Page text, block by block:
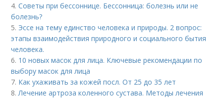
4.Советы при бессоннице. Бессонница: болезнь или не
болезнь?
5. Эссе на тему единство человека и природы. 2 вопрос:
этапы взаимодействия природного и социального бытия
человека.
6. 10 новых масок для лица. Ключевые рекомендации по
выбору масок для лица
7. Как ухаживать за кожей посл. От 25 до 35 лет
8. Лечение артроза коленного сустава. Методы лечения